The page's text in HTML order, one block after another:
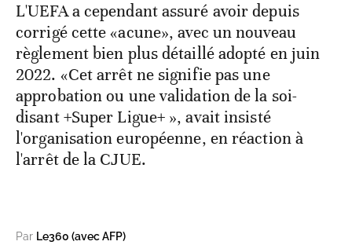
L'UEFA a cependant assuré avoir depuis
corrigé cette «acune», avec un nouveau
règlement bien plus détaillé adopté en juin
2022. «Cet arrêt ne signifie pas une
approbation ou une validation de la soi-
disant +Super Ligue+ », avait insisté
l'organisation européenne, en réaction à
l'arrêt de la CJUE.
Par Le360 (avec AFP)